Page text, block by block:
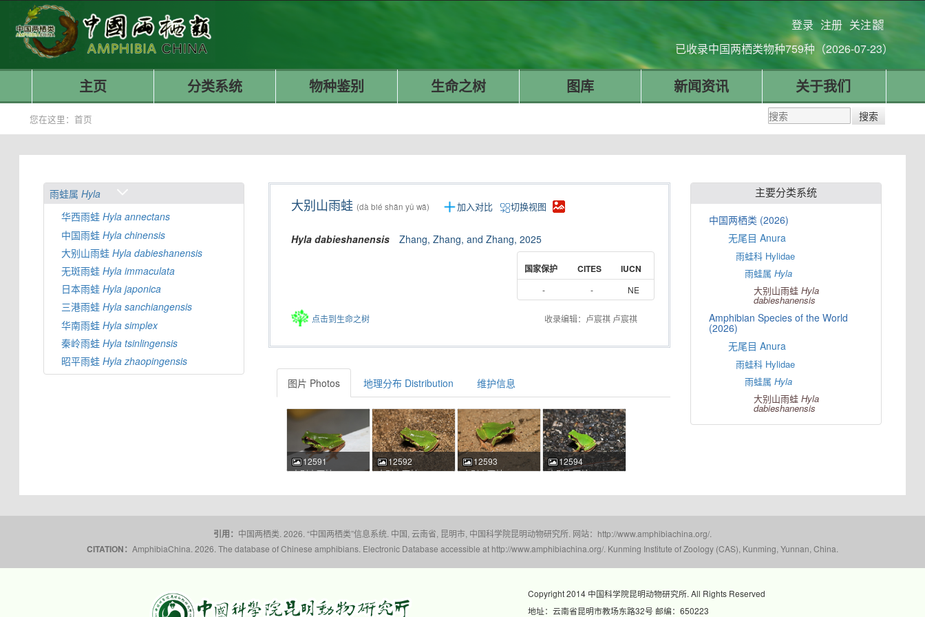
登录 注册 关注
已收录中国两栖类物种759种（2026-07-23）
主页 分类系统 物种鉴别 生命之树 图库 新闻资讯 关于我们
您在这里：首页
雨蛙属Hyla
华西雨蛙Hyla annectans
中国雨蛙Hyla chinensis
大别山雨蛙Hyla dabieshanensis
无斑雨蛙Hyla immaculata
日本雨蛙Hyla japonica
三港雨蛙Hyla sanchiangensis
华南雨蛙Hyla simplex
秦岭雨蛙Hyla tsinlingensis
昭平雨蛙Hyla zhaopingensis
大别山雨蛙 (dà bié shān yǔ wā) 加入对比 切换视图
Hyla dabieshanensis Zhang, Zhang, and Zhang, 2025
国家保护 CITES IUCN
- - NE
点击到生命之树 收录编辑：卢宸祺 卢宸祺
图片 Photos 地理分布 Distribution 维护信息
12591
大别山雨蛙 Hyla
文 2025-05-08
12592
大别山雨蛙 Hyla
文 2025-05-08
12593
大别山雨蛙 Hyla
文 2025-05-08
12594
大别山雨蛙 Hyla
文 2025-05-08
主要分类系统
中国两栖类 (2026)
无尾目 Anura
雨蛙科 Hylidae
雨蛙属Hyla
大别山雨蛙Hyla
dabieshanensis
Amphibian Species of the World
(2026)
无尾目 Anura
雨蛙科 Hylidae
雨蛙属Hyla
大别山雨蛙Hyla
dabieshanensis
引用： 中国两栖类. 2026. “中国两栖类”信息系统. 中国, 云南省, 昆明市, 中国科学院昆明动物研究所. 网站：http://www.amphibiachina.org/.
CITATION： AmphibiaChina. 2026. The database of Chinese amphibians. Electronic Database accessible at http://www.amphibiachina.org/. Kunming Institute of Zoology (CAS), Kunming, Yunnan, China.
Copyright 2014 中国科学院昆明动物研究所. All Rights Reserved
地址：云南省昆明市教场东路32号 邮编：650223